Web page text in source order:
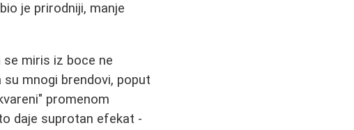
je prirodniji, manje
miris iz boce ne
mnogi brendovi, poput
promenom
daje suprotan efekat -